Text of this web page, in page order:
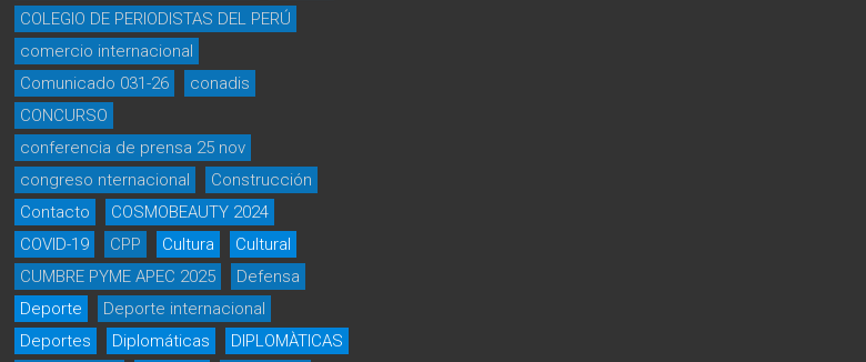
COLEGIO DE PERIODISTAS DEL PERÚ
comercio internacional
Comunicado 031-26
conadis
CONCURSO
conferencia de prensa 25 nov
congreso nternacional
Construcción
Contacto
COSMOBEAUTY 2024
COVID-19
CPP Cultura
Cultural
CUMBRE PYME APEC 2025
Defensa
Deporte
Deporte internacional
Deportes
Diplomáticas
DIPLOMÀTICAS